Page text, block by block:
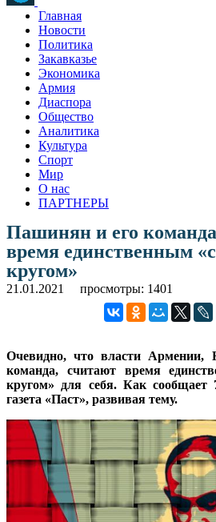
Главная
Новости
Политика
Закавказье
Экономика
Армия
Диаспора
Общество
Аналитика
Культура
Спорт
Мир
О нас
ПАРТНЕРЫ
Пашинян и его
время единственным
кругом»
21.01.2021 просмотры: 1401
Очевидно, что власти
команда, считают время
кругом» для себя. Как сообщает
газета «Паст», развивая тему.